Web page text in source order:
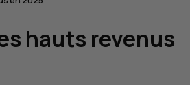
hauts revenus